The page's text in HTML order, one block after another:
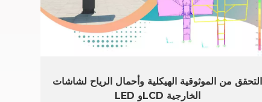
التحقق من الموثوقية الهيكلية وأحمال الرياح لشاشات
LED وLCD الخارجية